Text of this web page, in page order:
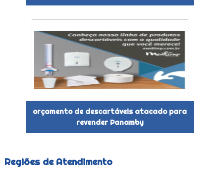
orçamento de descartáveis atacado para
revender Panamby
Regiões de Atendimento